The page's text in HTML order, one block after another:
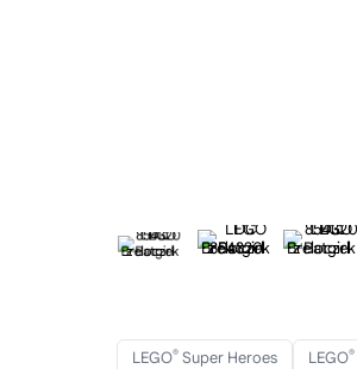
LEGO® Super Heroes LEGO®